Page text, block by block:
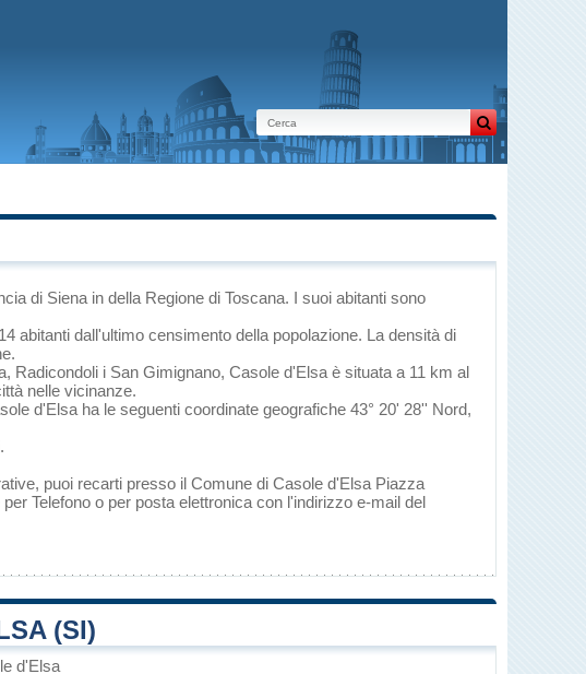
di Siena in della Regione di Toscana. I suoi abitanti sono
abitanti dall'ultimo censimento della popolazione. La densità di
, Radicondoli i San Gimignano, Casole d'Elsa è situata a 11 km al
nelle vicinanze.
d'Elsa ha le seguenti coordinate geografiche 43° 20' 28'' Nord,
puoi recarti presso il Comune di Casole d'Elsa Piazza
Telefono o per posta elettronica con l'indirizzo e-mail del
(SI)
d'Elsa